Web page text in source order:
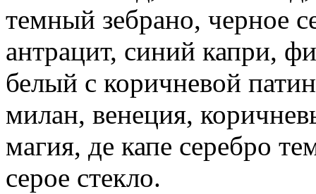
темный зебрано, черное
антрацит, синий капри,
белый с коричневой
милан, венеция,
магия, де капе серебро
серое стекло.